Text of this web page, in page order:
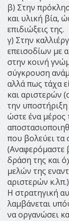
β) Στην
και υλική βία,
επιδιώξεις της.
γ) Στην
επεισοδίων με
στην κοινή
σύγκρουση
αλλά πως τάχα
και αριστερών
την υποστήριξη
ώστε ένα μέρος
που βολεύει τα
(Αναφερόμαστε
δράση της και
μελών της
αριστερών
Η στρατηγική
λαμβάνεται
να οργανώσει